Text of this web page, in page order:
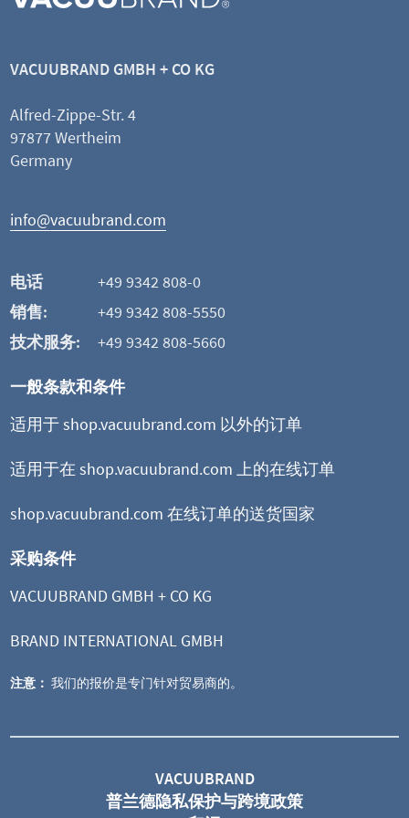
原装备件
极限真空 70 mbar
VACUUBRAND GMBH + CO KG
Alfred-Zippe-Str. 4
97877 Wertheim
Germany
info@vacuubrand.com
电话
+49 9342 808-0
销售:
+49 9342 808-5550
技术服务:
+49 9342 808-5660
一般条款和条件
适用于 shop.vacuubrand.com 以外的订单
适用于在 shop.vacuubrand.com 上的在线订单
shop.vacuubrand.com 在线订单的送货国家
采购条件
VACUUBRAND GMBH + CO KG
BRAND INTERNATIONAL GMBH
注意： 我们的报价是专门针对贸易商的。
VACUUBRAND
普兰德隐私保护与跨境政策